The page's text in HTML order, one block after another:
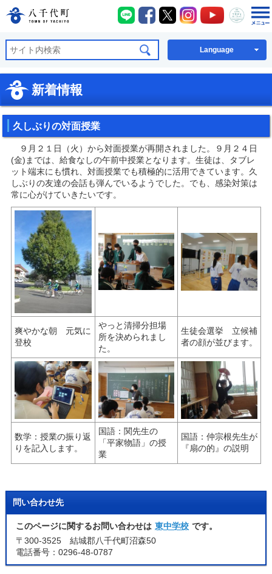
八千代町公式ホームページ
八千代町LINE
八千代町Facebook
八千代町X八千代町Instagram
八千代町
八千
Language
新着情報
久しぶりの対面授業
９月２１日（火）から対面授業が再開されました。９月２４日
(金)までは、給食なしの午前中授業となります。生徒は、タブレ
ット端末にも慣れ、対面授業でも積極的に活用できています。久
しぶりの友達の会話も弾んでいるようでした。でも、感染対策は
常に心がけていきたいです。
爽やかな朝 元気に
登校
やっと清掃分担場
所を決められまし
た。
生徒会選挙 立候補
者の顔が並びます。
数学：授業の振り返
りを記入します。
国語：関先生の
「平家物語」の授
業
国語：仲宗根先生が
『扇の的』の説明
問い合わせ先
このページに関するお問い合わせは 東中学校 です。
〒300-3525 結城郡八千代町沼森50
電話番号：0296-48-0787